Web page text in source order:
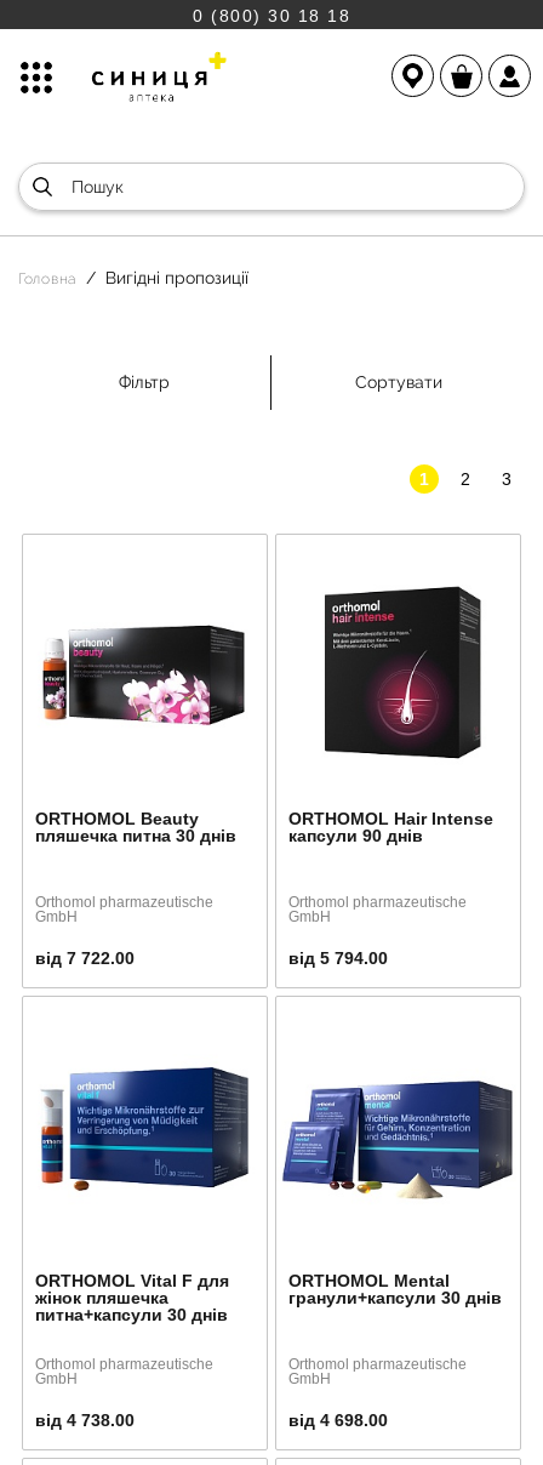
0 (800) 30 18 18
Головна Вигідні пропозиції
Фільтр Сортувати
1 2 3
ORTHOMOL Beauty
пляшечка питна 30 днів
Orthomol pharmazeutische
GmbH
від 7 722.00
ORTHOMOL Hair Intense
капсули 90 днів
Orthomol pharmazeutische
GmbH
від 5 794.00
ORTHOMOL Vital F для
жінок пляшечка
питна+капсули 30 днів
Orthomol pharmazeutische
GmbH
від 4 738.00
ORTHOMOL Mental
гранули+капсули 30 днів
Orthomol pharmazeutische
GmbH
від 4 698.00